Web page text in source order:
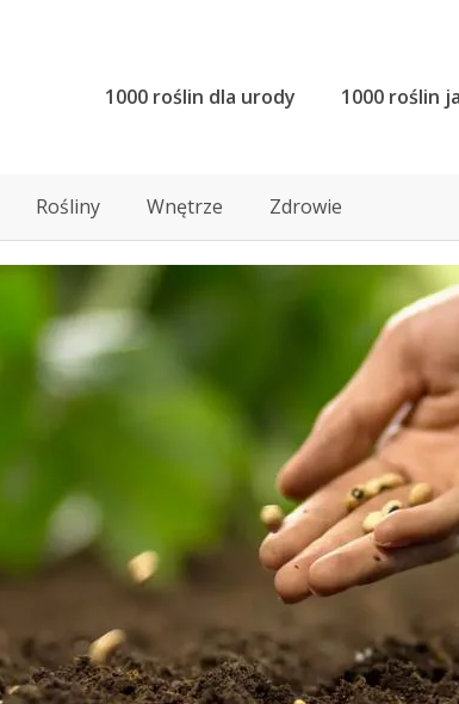
1000 roślin dla urody 1000 roślin
Rośliny Wnętrze Zdrowie